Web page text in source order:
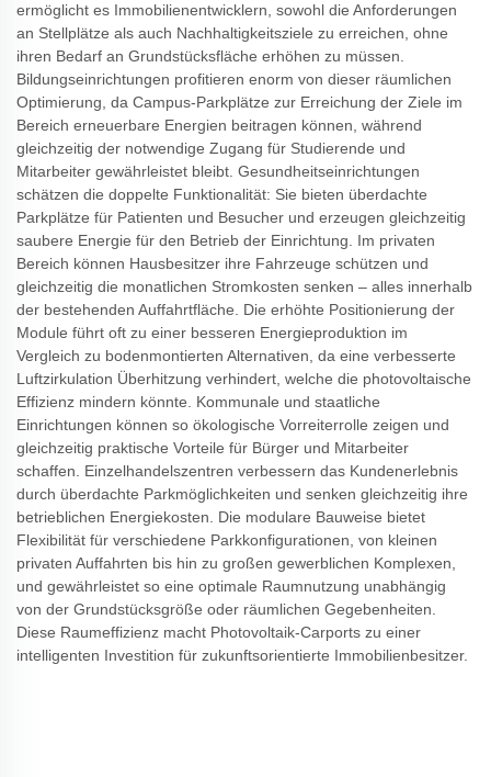
ermöglicht es Immobilienentwicklern, sowohl die Anforderungen
an Stellplätze als auch Nachhaltigkeitsziele zu erreichen, ohne
ihren Bedarf an Grundstücksfläche erhöhen zu müssen.
Bildungseinrichtungen profitieren enorm von dieser räumlichen
Optimierung, da Campus-Parkplätze zur Erreichung der Ziele im
Bereich erneuerbare Energien beitragen können, während
gleichzeitig der notwendige Zugang für Studierende und
Mitarbeiter gewährleistet bleibt. Gesundheitseinrichtungen
schätzen die doppelte Funktionalität: Sie bieten überdachte
Parkplätze für Patienten und Besucher und erzeugen gleichzeitig
saubere Energie für den Betrieb der Einrichtung. Im privaten
Bereich können Hausbesitzer ihre Fahrzeuge schützen und
gleichzeitig die monatlichen Stromkosten senken – alles innerhalb
der bestehenden Auffahrtfläche. Die erhöhte Positionierung der
Module führt oft zu einer besseren Energieproduktion im
Vergleich zu bodenmontierten Alternativen, da eine verbesserte
Luftzirkulation Überhitzung verhindert, welche die photovoltaische
Effizienz mindern könnte. Kommunale und staatliche
Einrichtungen können so ökologische Vorreiterrolle zeigen und
gleichzeitig praktische Vorteile für Bürger und Mitarbeiter
schaffen. Einzelhandelszentren verbessern das Kundenerlebnis
durch überdachte Parkmöglichkeiten und senken gleichzeitig ihre
betrieblichen Energiekosten. Die modulare Bauweise bietet
Flexibilität für verschiedene Parkkonfigurationen, von kleinen
privaten Auffahrten bis hin zu großen gewerblichen Komplexen,
und gewährleistet so eine optimale Raumnutzung unabhängig
von der Grundstücksgröße oder räumlichen Gegebenheiten.
Diese Raumeffizienz macht Photovoltaik-Carports zu einer
intelligenten Investition für zukunftsorientierte Immobilienbesitzer.